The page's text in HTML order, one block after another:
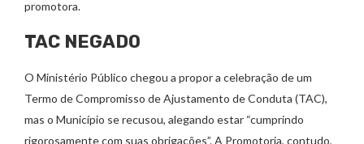
promotora.
TAC NEGADO
O Ministério Público chegou a propor a celebração de um
Termo de Compromisso de Ajustamento de Conduta (TAC),
mas o Município se recusou, alegando estar “cumprindo
rigorosamente com suas obrigações”. A Promotoria, contudo,